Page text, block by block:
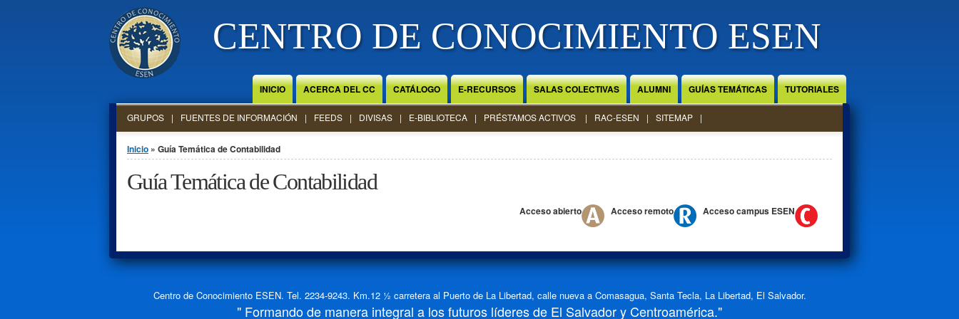
CENTRO DE CONOCIMIENTO ESEN
INICIO ACERCA DEL CC CATÁLOGO E-RECURSOS SALAS COLECTIVAS ALUMNI GUÍAS TEMÁTICAS TUTORIALES
GRUPOS FUENTES DE INFORMACIÓN FEEDS DIVISAS E-BIBLIOTECA PRÉSTAMOS ACTIVOS RAC-ESEN SITEMAP
Se encuentra usted aquí
Inicio » Guía Temática de Contabilidad
Guía Temática de Contabilidad
Acceso campus ESEN
Acceso remoto
Acceso abierto
Centro de Conocimiento ESEN. Tel. 2234-9243. Km.12 ½ carretera al Puerto de La Libertad, calle nueva a Comasagua, Santa Tecla, La Libertad, El Salvador.
" Formando de manera integral a los futuros líderes de El Salvador y Centroamérica."